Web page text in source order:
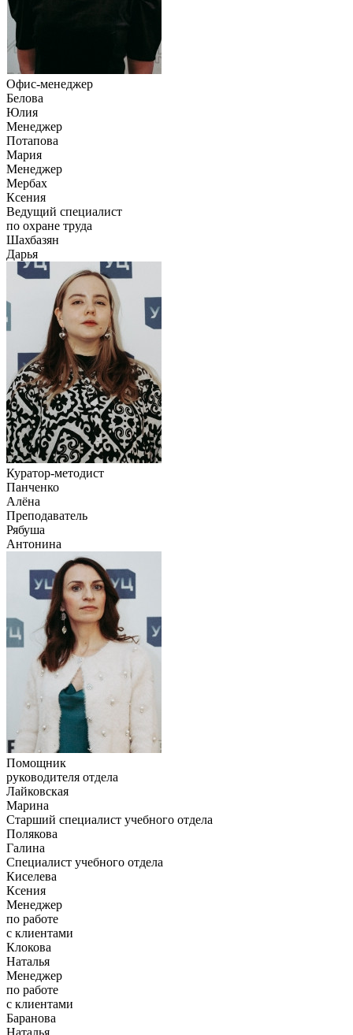
Офис-менеджер
Белова
Юлия
Менеджер
Потапова
Мария
Менеджер
Мербах
Ксения
Ведущий специалист
по охране труда
Шахбазян
Дарья
Куратор-методист
Панченко
Алёна
Преподаватель
Рябуша
Антонина
Помощник
руководителя отдела
Лайковская
Марина
Старший специалист учебного отдела
Полякова
Галина
Специалист учебного отдела
Киселева
Ксения
Менеджер
по работе
с клиентами
Клокова
Наталья
Менеджер
по работе
с клиентами
Баранова
Наталья